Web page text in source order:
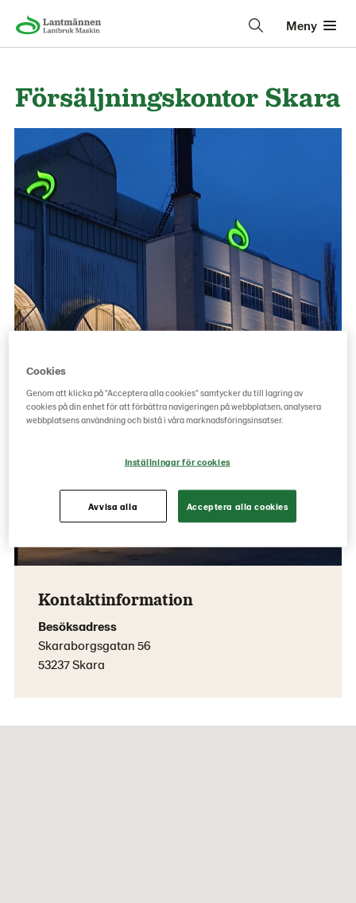
Meny
Försäljningskontor Skara
Kontaktinformation
Besöksadress
Skaraborgsgatan 56
53237 Skara
Cookies
Genom att klicka på "Acceptera alla cookies" samtycker du till lagring av
cookies på din enhet för att förbättra navigeringen på webbplatsen, analysera
webbplatsens användning och bistå i våra marknadsföringsinsatser.
Inställningar för cookies
Avvisa alla Acceptera alla cookies